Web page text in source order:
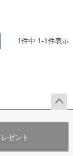
1件中 1-1件表示
ゼント